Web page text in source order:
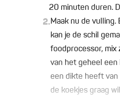
20 minuten duren.
2.Maak nu de
kan je de schil
foodprocessor, mix
van het geheel
een dikte heeft van
de koekjes graag